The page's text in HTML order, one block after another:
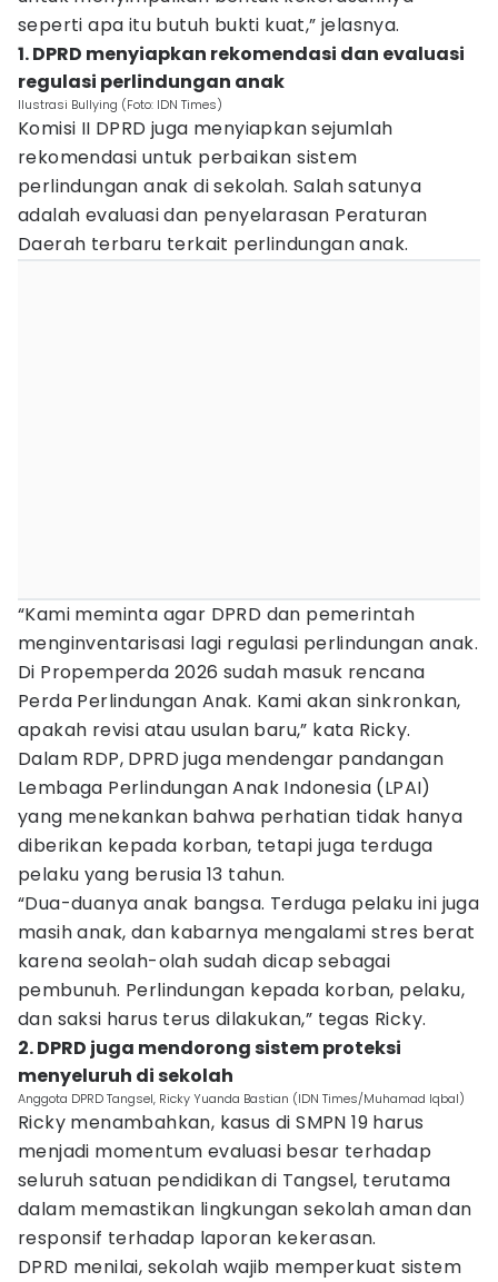
seperti apa itu butuh bukti kuat,” jelasnya.
1. DPRD menyiapkan rekomendasi dan evaluasi
regulasi perlindungan anak
Ilustrasi Bullying (Foto: IDN Times)
Komisi II DPRD juga menyiapkan sejumlah
rekomendasi untuk perbaikan sistem
perlindungan anak di sekolah. Salah satunya
adalah evaluasi dan penyelarasan Peraturan
Daerah terbaru terkait perlindungan anak.
“Kami meminta agar DPRD dan pemerintah
menginventarisasi lagi regulasi perlindungan anak.
Di Propemperda 2026 sudah masuk rencana
Perda Perlindungan Anak. Kami akan sinkronkan,
apakah revisi atau usulan baru,” kata Ricky.
Dalam RDP, DPRD juga mendengar pandangan
Lembaga Perlindungan Anak Indonesia (LPAI)
yang menekankan bahwa perhatian tidak hanya
diberikan kepada korban, tetapi juga terduga
pelaku yang berusia 13 tahun.
“Dua-duanya anak bangsa. Terduga pelaku ini juga
masih anak, dan kabarnya mengalami stres berat
karena seolah-olah sudah dicap sebagai
pembunuh. Perlindungan kepada korban, pelaku,
dan saksi harus terus dilakukan,” tegas Ricky.
2. DPRD juga mendorong sistem proteksi
menyeluruh di sekolah
Anggota DPRD Tangsel, Ricky Yuanda Bastian (IDN Times/Muhamad Iqbal)
Ricky menambahkan, kasus di SMPN 19 harus
menjadi momentum evaluasi besar terhadap
seluruh satuan pendidikan di Tangsel, terutama
dalam memastikan lingkungan sekolah aman dan
responsif terhadap laporan kekerasan.
DPRD menilai, sekolah wajib memperkuat sistem